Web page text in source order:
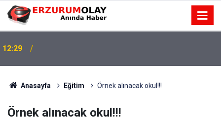
12:29
Anasayfa Eğitim Örnek alınacak okul!!!
Örnek alınacak okul!!!